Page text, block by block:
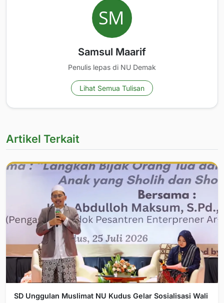
Samsul Maarif
Penulis lepas di NU Demak
Lihat Semua Tulisan
Artikel Terkait
SD Unggulan Muslimat NU Kudus Gelar Sosialisasi Wali